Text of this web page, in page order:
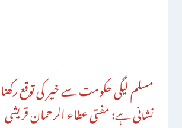
مسلم لیگی حکومت سے خیر کی توقع
نشانی ہے: مفتی عطاء الرحمان قریشی